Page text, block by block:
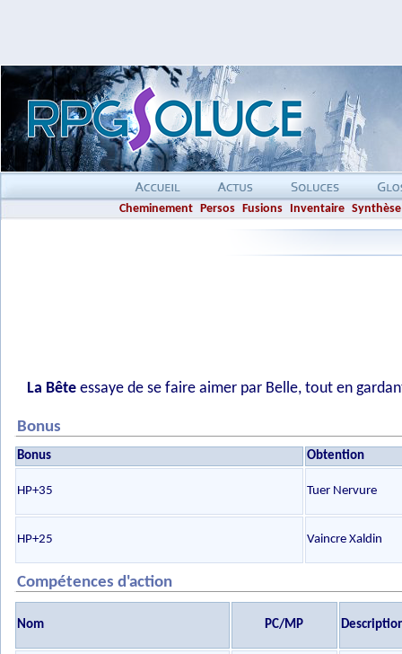
Cheminement Persos Fusions Inventaire Synthèse
La Bête essaye de se faire aimer par Belle, tout en
Bonus
Bonus Obtention
HP+35 Tuer Nervure
HP+25 Vaincre Xaldin
Compétences d'action
Nom PC/MP